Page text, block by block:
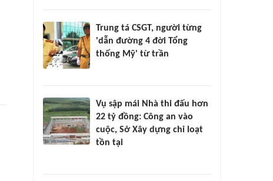
Trung tá CSGT, người từng
'dẫn đường 4 đời Tổng
thống Mỹ' từ trần
Vụ sập mái Nhà thi đấu hơn
22 tỷ đồng: Công an vào
cuộc, Sở Xây dựng chỉ loạt
tồn tại